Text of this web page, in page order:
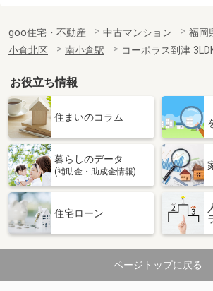
goo住宅・不動産 中古マンション 福岡
小倉北区
南小倉駅 コーポラス到津
お役立ち情報
住まいのコラム
暮らしのデータ
(補助金・助成金情報)
住宅ローン
ページトップに戻る